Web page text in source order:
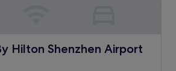
Hilton Shenzhen Airport
Shenzhen Airport Residences